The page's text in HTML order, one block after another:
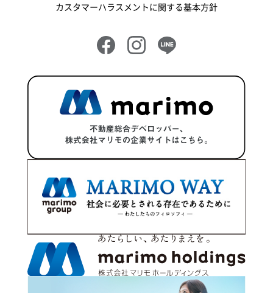
カスタマーハラスメントに関する基本方針